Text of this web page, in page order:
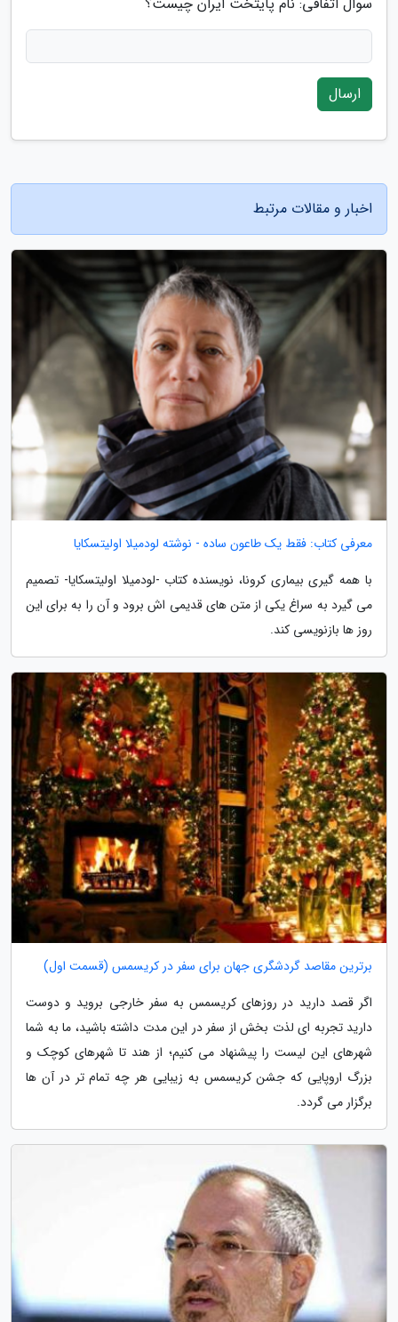
ارسال
اخبار و مقالات مرتبط
معرفی کتاب: فقط یک طاعون ساده - نوشته لودمیلا اولیتسکایا
با همه گیری بیماری کرونا، نویسنده کتاب -لودمیلا اولیتسکایا- تصمیم
می گیرد به سراغ یکی از متن های قدیمی اش برود و آن را به برای این
روز ها بازنویسی کند.
برترین مقاصد گردشگری جهان برای سفر در کریسمس (قسمت اول)
اگر قصد دارید در روزهای کریسمس به سفر خارجی بروید و دوست
دارید تجربه ای لذت بخش از سفر در این مدت داشته باشید، ما به شما
شهرهای این لیست را پیشنهاد می کنیم؛ از هند تا شهرهای کوچک و
بزرگ اروپایی که جشن کریسمس به زیبایی هر چه تمام تر در آن ها
برگزار می گردد.